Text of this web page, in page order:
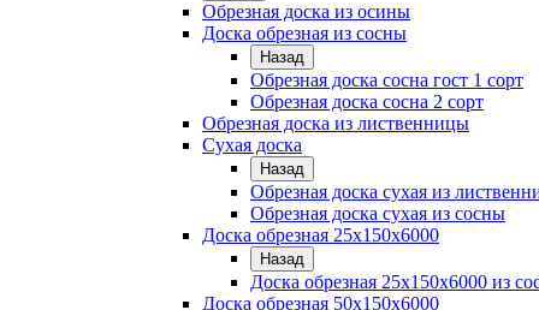
Обрезная доска из осины
Доска обрезная из сосны
Назад
Обрезная доска сосна гост 1 сорт
Обрезная доска сосна 2 сорт
Обрезная доска из лиственницы
Сухая доска
Назад
Обрезная доска сухая из
Обрезная доска сухая из сосны
Доска обрезная 25х150х6000
Назад
Доска обрезная 25x150x6000 из
Доска обрезная 50х150х6000